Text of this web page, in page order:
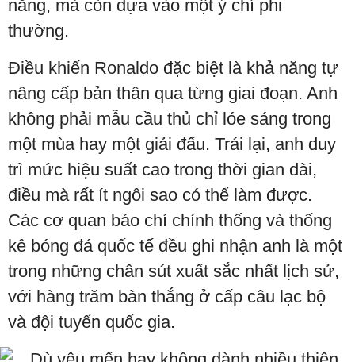
năng, mà còn dựa vào một ý chí phi
thường.
Điều khiến Ronaldo đặc biệt là khả năng tự
nâng cấp bản thân qua từng giai đoạn. Anh
không phải mẫu cầu thủ chỉ lóe sáng trong
một mùa hay một giải đấu. Trái lại, anh duy
trì mức hiệu suất cao trong thời gian dài,
điều mà rất ít ngôi sao có thể làm được.
Các cơ quan báo chí chính thống và thống
kê bóng đá quốc tế đều ghi nhận anh là một
trong những chân sút xuất sắc nhất lịch sử,
với hàng trăm bàn thắng ở cấp câu lạc bộ
và đội tuyển quốc gia.